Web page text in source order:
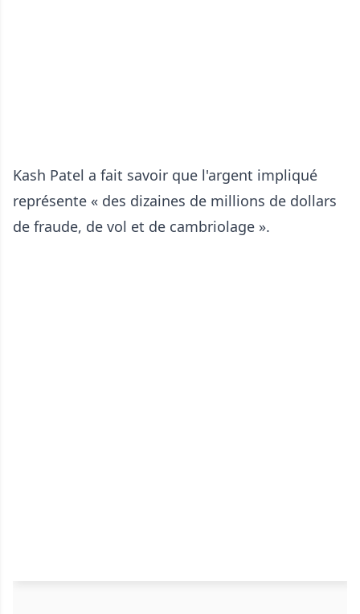
Kash Patel a fait savoir que l'argent impliqué
représente « des dizaines de millions de dollars
de fraude, de vol et de cambriolage ».